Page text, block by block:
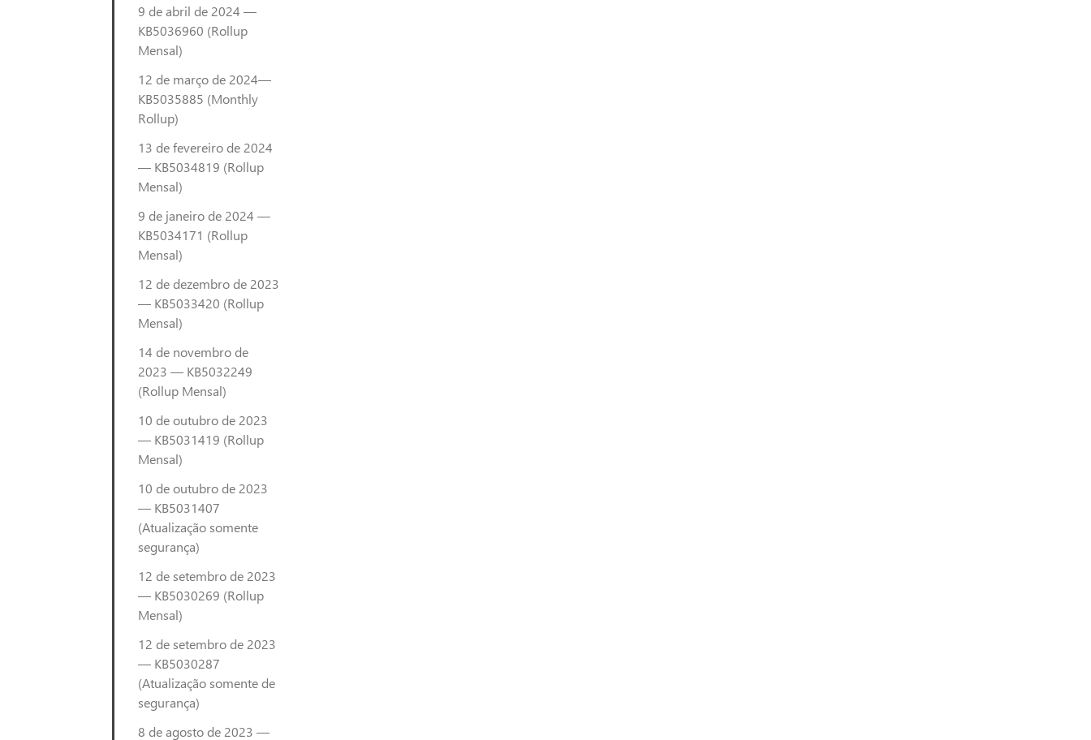
9 de abril de 2024 —
KB5036960 (Rollup
Mensal)
12 de março de 2024—
KB5035885 (Monthly
Rollup)
13 de fevereiro de 2024
— KB5034819 (Rollup
Mensal)
9 de janeiro de 2024 —
KB5034171 (Rollup
Mensal)
12 de dezembro de 2023
— KB5033420 (Rollup
Mensal)
14 de novembro de
2023 — KB5032249
(Rollup Mensal)
10 de outubro de 2023
— KB5031419 (Rollup
Mensal)
10 de outubro de 2023
— KB5031407
(Atualização somente
segurança)
12 de setembro de 2023
— KB5030269 (Rollup
Mensal)
12 de setembro de 2023
— KB5030287
(Atualização somente de
segurança)
8 de agosto de 2023 —